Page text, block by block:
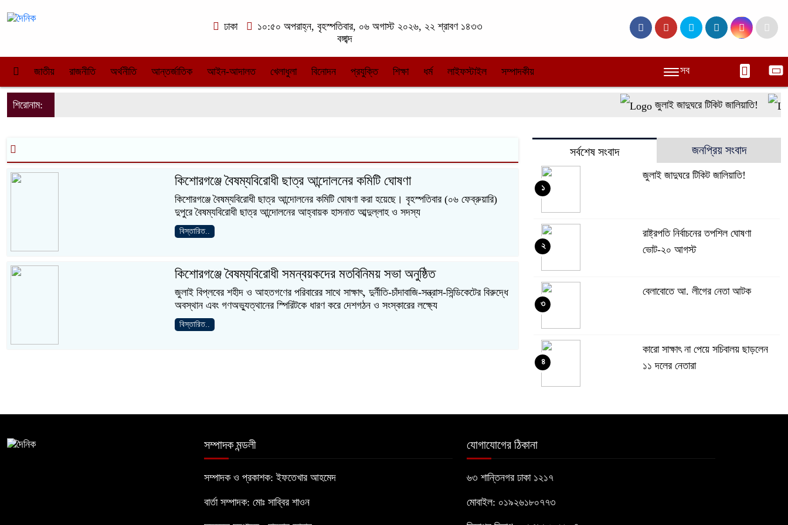
ঢাকা
১০:৫০ অপরাহ্ন, বৃহস্পতিবার, ০৬ অগাস্ট ২০২৬, ২২ শ্রাবণ ১৪৩৩
বঙ্গাব্দ
জাতীয় রাজনীতি অর্থনীতি আন্তর্জাতিক আইন-আদালত খেলাধুলা বিনোদন প্রযুক্তি শিক্ষা ধর্ম লাইফস্টাইল সম্পাদকীয় সব
শিরোনাম: জুলাই জাদুঘরে টিকিট জালিয়াতি!
কিশোরগঞ্জে বৈষম্যবিরোধী ছাত্র আন্দোলনের কমিটি ঘোষণা
কিশোরগঞ্জে বৈষম্যবিরোধী ছাত্র আন্দোলনের কমিটি ঘোষণা করা হয়েছে। বৃহস্পতিবার (০৬ ফেব্রুয়ারি)
দুপুরে বৈষম্যবিরোধী ছাত্র আন্দোলনের আহ্বায়ক হাসনাত আব্দুল্লাহ ও সদস্য
বিস্তারিত..
কিশোরগঞ্জে বৈষম্যবিরোধী সমন্বয়কদের মতবিনিময় সভা অনুষ্ঠিত
জুলাই বিপ্লবের শহীদ ও আহতগণের পরিবারের সাথে সাক্ষাৎ, দুর্নীতি-চাঁদাবাজি-সন্ত্রাস-সিন্ডিকেটের বিরুদ্ধে
অবস্থান এবং গণঅভ্যুত্থানের স্পিরিটকে ধারণ করে দেশগঠন ও সংস্কারের লক্ষ্যে
বিস্তারিত..
সর্বশেষ সংবাদ জনপ্রিয় সংবাদ
জুলাই জাদুঘরে টিকিট জালিয়াতি!
১
রাষ্ট্রপতি নির্বাচনের তপশিল ঘোষণা
ভোট-২০ আগস্ট
২
বেলাবোতে আ. লীগের নেতা আটক
৩
কারো সাক্ষাৎ না পেয়ে সচিবালয় ছাড়লেন
১১ দলের নেতারা
৪
৬
সম্পাদক মন্ডলী
সম্পাদক ও প্রকাশক: ইফতেখার আহমেদ
বার্তা সম্পাদক: মোঃ সাব্বির শাওন
যোগাযোগের ঠিকানা
৬৩ শান্তিনগর ঢাকা ১২১৭
মোবাইল: ০১৯২৬১৮০৭৭৩